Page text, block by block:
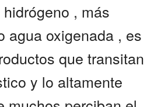
, más
agua oxigenada , es
que transitan
y lo altamente